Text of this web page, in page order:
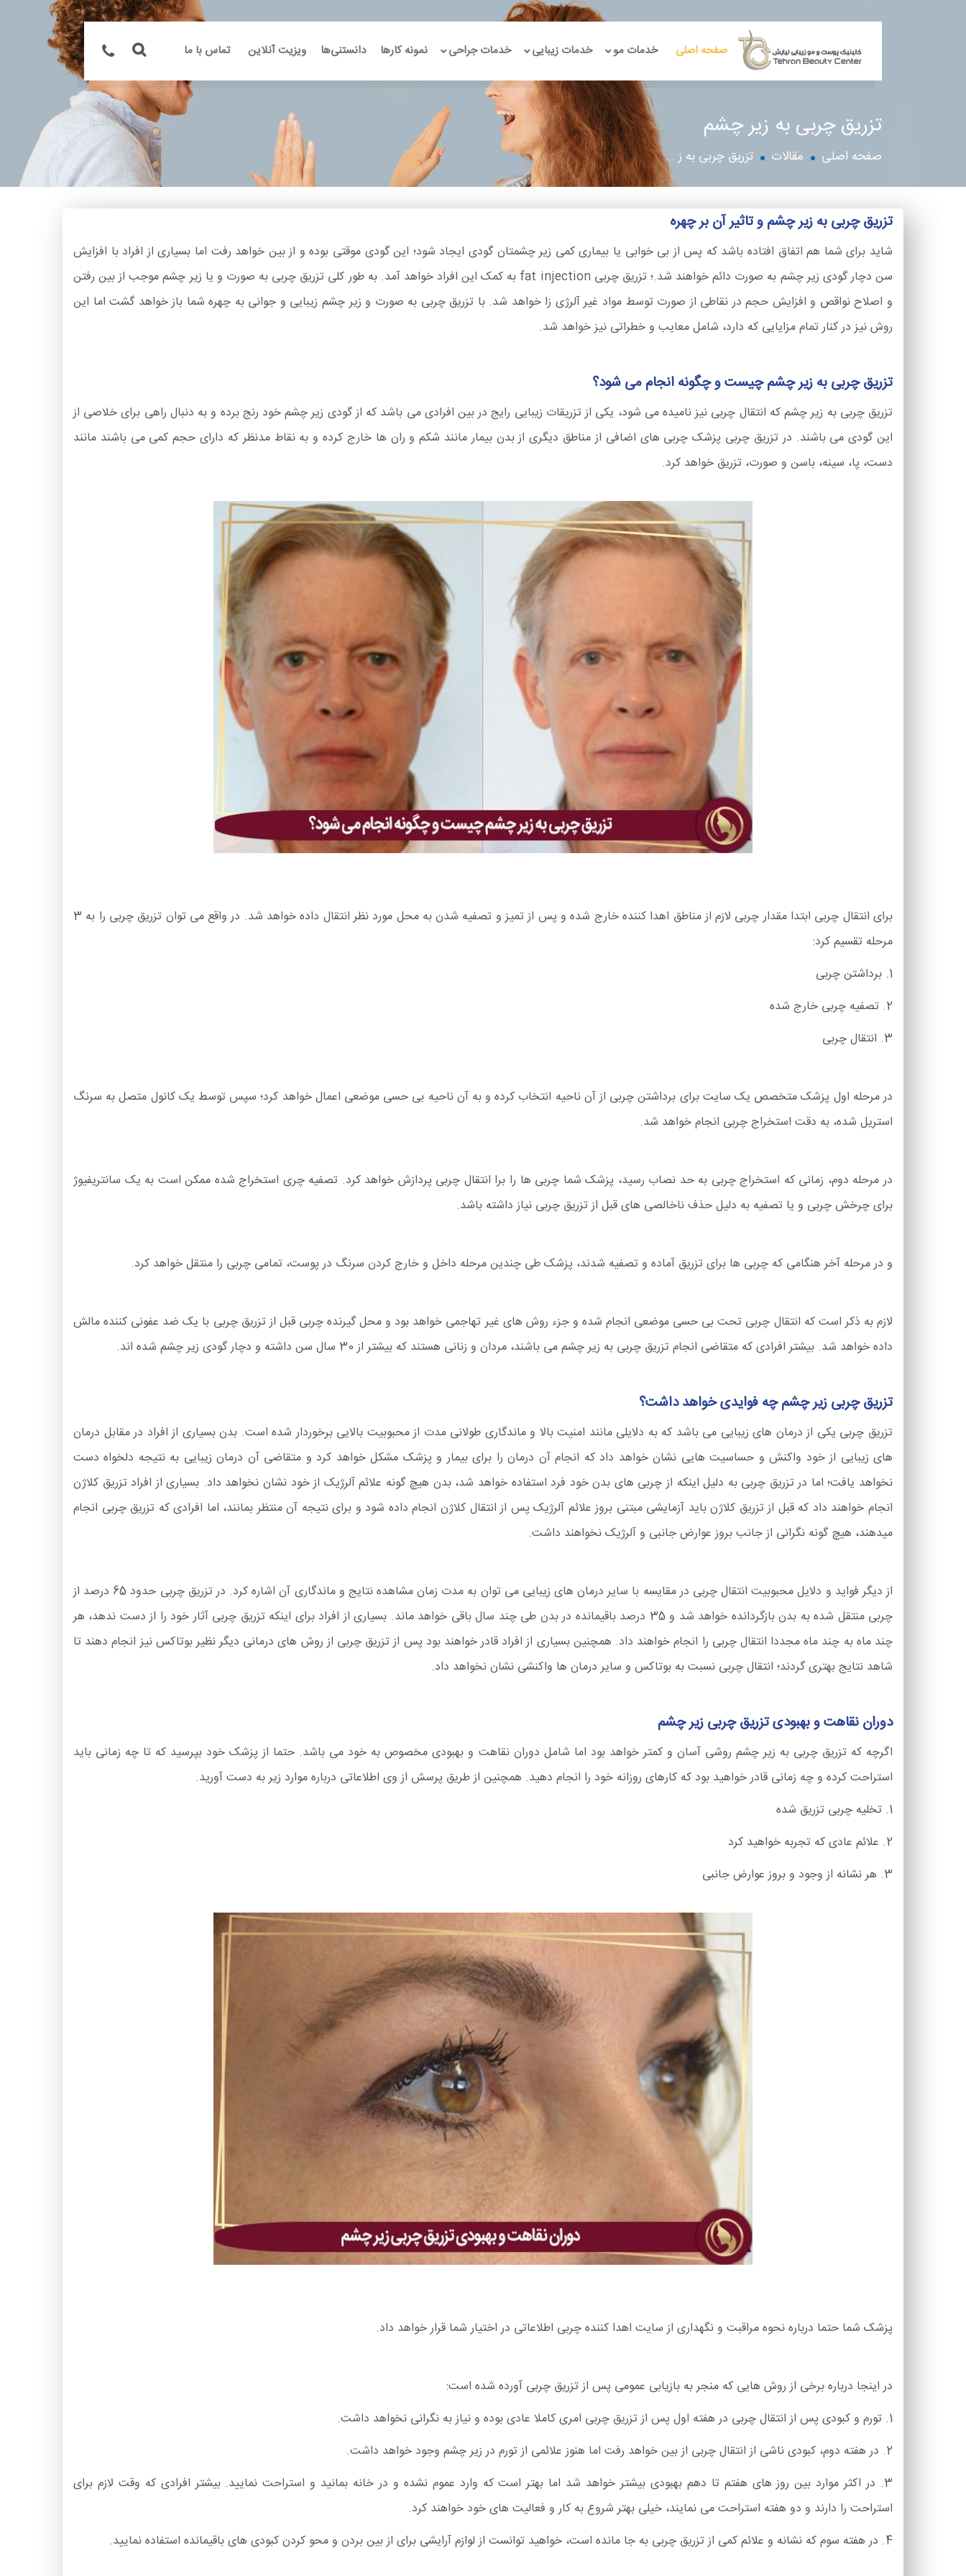
صفحه اصلی خدمات مو خدمات زیبایی خدمات جراحی نمونه کارها دانستنی‌ها ویزیت آنلاین تماس با ما
تزریق چربی به زیر چشم
صفحه اصلی مقالات تزریق چربی به ز ...
تزریق چربی به زیر چشم و تاثیر آن بر چهره
شاید برای شما هم اتفاق افتاده باشد که پس از بی خوابی یا بیماری کمی زیر چشمتان گودی ایجاد شود؛ این گودی موقتی بوده و از بین خواهد رفت اما بسیاری از افراد با افزایش
سن دچار گودی زیر چشم به صورت دائم خواهند شد.؛ تزریق چربی fat injection به کمک این افراد خواهد آمد. به طور کلی تزریق چربی به صورت و یا زیر چشم موجب از بین رفتن
و اصلاح نواقص و افزایش حجم در نقاطی از صورت توسط مواد غیر آلرژی زا خواهد شد. با تزریق چربی به صورت و زیر چشم زیبایی و جوانی به چهره شما باز خواهد گشت اما این
روش نیز در کنار تمام مزایایی که دارد، شامل معایب و خطراتی نیز خواهد شد.
تزریق چربی به زیر چشم چیست و چگونه انجام می شود؟
تزریق چربی به زیر چشم که انتقال چربی نیز نامیده می شود، یکی از تزریقات زیبایی رایج در بین افرادی می باشد که از گودی زیر چشم خود رنج برده و به دنبال راهی برای خلاصی از
این گودی می باشند. در تزریق چربی پزشک چربی های اضافی از مناطق دیگری از بدن بیمار مانند شکم و ران ها خارج کرده و به نقاط مدنظر که دارای حجم کمی می باشند مانند
دست، پا، سینه، باسن و صورت، تزریق خواهد کرد.
برای انتقال چربی ابتدا مقدار چربی لازم از مناطق اهدا کننده خارج شده و پس از تمیز و تصفیه شدن به محل مورد نظر انتقال داده خواهد شد. در واقع می توان تزریق چربی را به 3
مرحله تقسیم کرد:
1. برداشتن چربی
2. تصفیه چربی خارج شده
3. انتقال چربی
در مرحله اول پزشک متخصص یک سایت برای برداشتن چربی از آن ناحیه انتخاب کرده و به آن ناحیه بی حسی موضعی اعمال خواهد کرد؛ سپس توسط یک کانول متصل به سرنگ
استریل شده، به دقت استخراج چربی انجام خواهد شد.
در مرحله دوم، زمانی که استخراج چربی به حد نصاب رسید، پزشک شما چربی ها را برا انتقال چربی پردازش خواهد کرد. تصفیه چری استخراج شده ممکن است به یک سانتریفیوژ
برای چرخش چربی و یا تصفیه به دلیل حذف ناخالصی های قبل از تزریق چربی نیاز داشته باشد.
و در مرحله آخر هنگامی که چربی ها برای تزریق آماده و تصفیه شدند، پزشک طی چندین مرحله داخل و خارج کردن سرنگ در پوست، تمامی چربی را منتقل خواهد کرد.
لازم به ذکر است که انتقال چربی تحت بی حسی موضعی انجام شده و جزء روش های غیر تهاجمی خواهد بود و محل گیرنده چربی قبل از تزریق چربی با یک ضد عفونی کننده مالش
داده خواهد شد. بیشتر افرادی که متقاضی انجام تزریق چربی به زیر چشم می باشند، مردان و زنانی هستند که بیشتر از 30 سال سن داشته و دچار گودی زیر چشم شده اند.
تزریق چربی زیر چشم چه فوایدی خواهد داشت؟
تزریق چربی یکی از درمان های زیبایی می باشد که به دلایلی مانند امنیت بالا و ماندگاری طولانی مدت از محبوبیت بالایی برخوردار شده است. بدن بسیاری از افراد در مقابل درمان
های زیبایی از خود واکنش و حساسیت هایی نشان خواهد داد که انجام آن درمان را برای بیمار و پزشک مشکل خواهد کرد و متقاضی آن درمان زیبایی به نتیجه دلخواه دست
نخواهد یافت؛ اما در تزریق چربی به دلیل اینکه از چربی های بدن خود فرد استفاده خواهد شد، بدن هیچ گونه علائم آلرژیک از خود نشان نخواهد داد. بسیاری از افراد تزریق کلاژن
انجام خواهند داد که قبل از تزریق کلاژن باید آزمایشی مبتنی بروز علائم آلرژیک پس از انتقال کلاژن انجام داده شود و برای نتیجه آن منتظر بمانند، اما افرادی که تزریق چربی انجام
میدهند، هیچ گونه نگرانی از جانب بروز عوارض جانبی و آلرژیک نخواهند داشت.
از دیگر فواید و دلایل محبوبیت انتقال چربی در مقایسه با سایر درمان های زیبایی می توان به مدت زمان مشاهده نتایج و ماندگاری آن اشاره کرد. در تزریق چربی حدود 65 درصد از
چربی منتقل شده به بدن بازگردانده خواهد شد و 35 درصد باقیمانده در بدن طی چند سال باقی خواهد ماند. بسیاری از افراد برای اینکه تزریق چربی آثار خود را از دست ندهد، هر
چند ماه به چند ماه مجددا انتقال چربی را انجام خواهند داد. همچنین بسیاری از افراد قادر خواهند بود پس از تزریق چربی از روش های درمانی دیگر نظیر بوتاکس نیز انجام دهند تا
شاهد نتایج بهتری گردند؛ انتقال چربی نسبت به بوتاکس و سایر درمان ها واکنشی نشان نخواهد داد.
دوران نقاهت و بهبودی تزریق چربی زیر چشم
اگرچه که تزریق چربی به زیر چشم روشی آسان و کمتر خواهد بود اما شامل دوران نقاهت و بهبودی مخصوص به خود می باشد. حتما از پزشک خود بپرسید که تا چه زمانی باید
استراحت کرده و چه زمانی قادر خواهید بود که کارهای روزانه خود را انجام دهید. همچنین از طریق پرسش از وی اطلاعاتی درباره موارد زیر به دست آورید.
1. تخلیه چربی تزریق شده
2. علائم عادی که تجربه خواهید کرد
3. هر نشانه از وجود و بروز عوارض جانبی
پزشک شما حتما درباره نحوه مراقبت و نگهداری از سایت اهدا کننده چربی اطلاعاتی در اختیار شما قرار خواهد داد.
در اینجا درباره برخی از روش هایی که منجر به بازیابی عمومی پس از تزریق چربی آورده شده است:
1. تورم و کبودی پس از انتقال چربی در هفته اول پس از تزریق چربی امری کاملا عادی بوده و نیاز به نگرانی نخواهد داشت.
2. در هفته دوم، کبودی ناشی از انتقال چربی از بین خواهد رفت اما هنوز علائمی از تورم در زیر چشم وجود خواهد داشت.
3. در اکثر موارد بین روز های هفتم تا دهم بهبودی بیشتر خواهد شد اما بهتر است که وارد عموم نشده و در خانه بمانید و استراحت نمایید. بیشتر افرادی که وقت لازم برای
استراحت را دارند و دو هفته استراحت می نمایند، خیلی بهتر شروع به کار و فعالیت های خود خواهند کرد.
4. در هفته سوم که نشانه و علائم کمی از تزریق چربی به جا مانده است، خواهید توانست از لوازم آرایشی برای از بین بردن و محو کردن کبودی های باقیمانده استفاده نمایید.